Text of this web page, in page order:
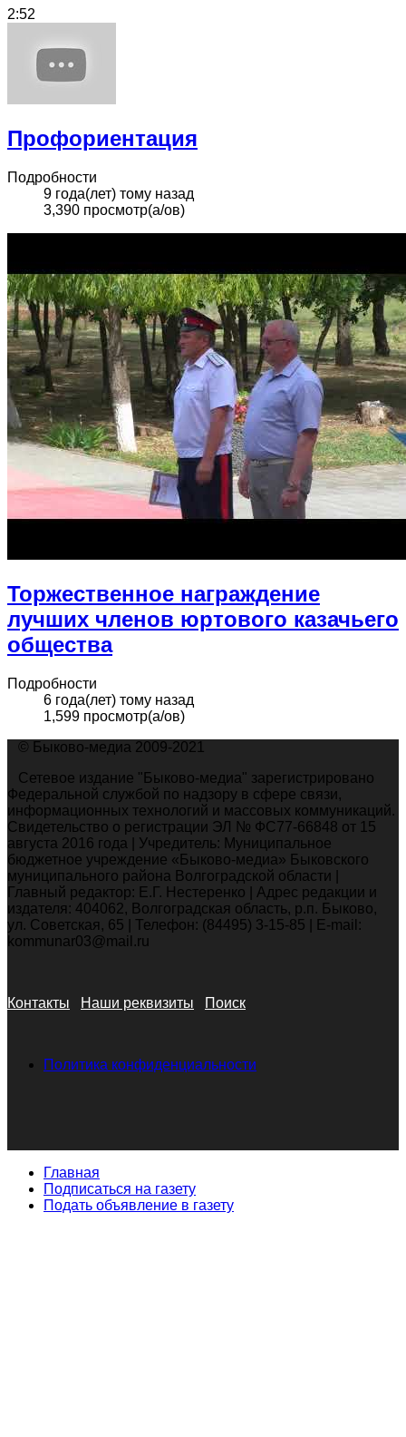
2:52
Профориентация
Подробности
9 года(лет) тому назад
3,390 просмотр(а/ов)
Торжественное награждение
лучших членов юртового казачьего
общества
Подробности
6 года(лет) тому назад
1,599 просмотр(а/ов)
© Быково-медиа 2009-2021
Сетевое издание "Быково-медиа" зарегистрировано
Федеральной службой по надзору в сфере связи,
информационных технологий и массовых коммуникаций.
Свидетельство о регистрации ЭЛ № ФС77-66848 от 15
августа 2016 года | Учредитель: Муниципальное
бюджетное учреждение «Быково-медиа» Быковского
муниципального района Волгоградской области |
Главный редактор: Е.Г. Нестеренко | Адрес редакции и
издателя: 404062, Волгоградская область, р.п. Быково,
ул. Советская, 65 | Телефон: (84495) 3-15-85 | E-mail:
kommunar03@mail.ru
Контакты Наши реквизиты Поиск
Политика конфиденциальности
Главная
Подписаться на газету
Подать объявление в газету